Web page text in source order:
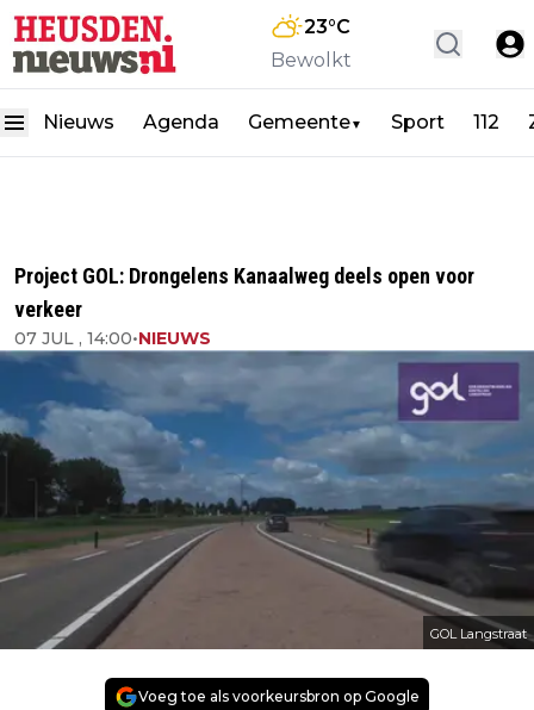
23°C
Bewolkt
Nieuws Agenda Gemeente▼ Sport 112
Project GOL: Drongelens Kanaalweg deels open voor
verkeer
07 JUL , 14:00•NIEUWS
GOL Langstraat
Voeg toe als voorkeursbron op Google